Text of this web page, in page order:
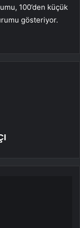
100’den küçük
gösteriyor.